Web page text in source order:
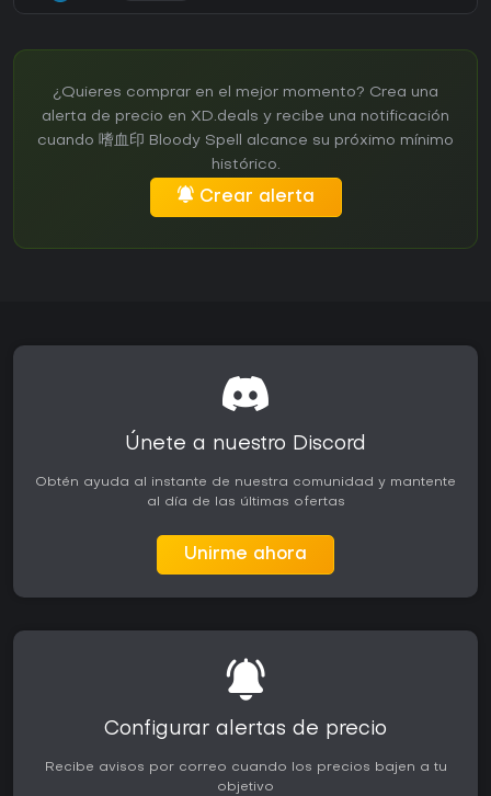
¿Quieres comprar en el mejor momento? Crea una
alerta de precio en XD.deals y recibe una notificación
cuando 嗜血印 Bloody Spell alcance su próximo mínimo
histórico.
Crear alerta
Únete a nuestro Discord
Obtén ayuda al instante de nuestra comunidad y mantente
al día de las últimas ofertas
Unirme ahora
Configurar alertas de precio
Recibe avisos por correo cuando los precios bajen a tu
objetivo